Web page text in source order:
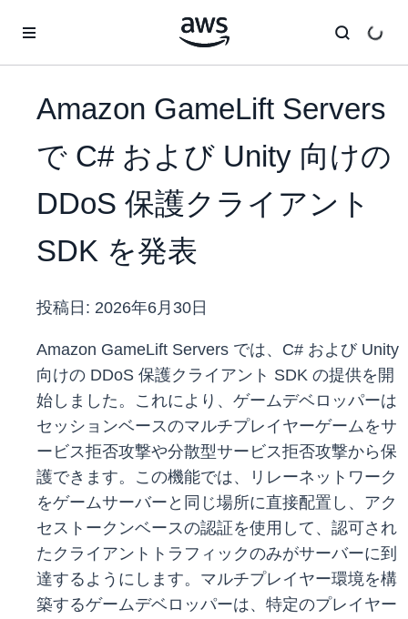
Amazon GameLift Servers
で C# および Unity 向けの
DDoS 保護クライアント
SDK を発表
投稿日: 2026年6月30日
Amazon GameLift Servers では、C# および Unity
向けの DDoS 保護クライアント SDK の提供を開
始しました。これにより、ゲームデベロッパーは
セッションベースのマルチプレイヤーゲームをサ
ービス拒否攻撃や分散型サービス拒否攻撃から保
護できます。この機能では、リレーネットワーク
をゲームサーバーと同じ場所に直接配置し、アク
セストークンベースの認証を使用して、認可され
たクライアントトラフィックのみがサーバーに到
達するようにします。マルチプレイヤー環境を構
築するゲームデベロッパーは、特定のプレイヤー